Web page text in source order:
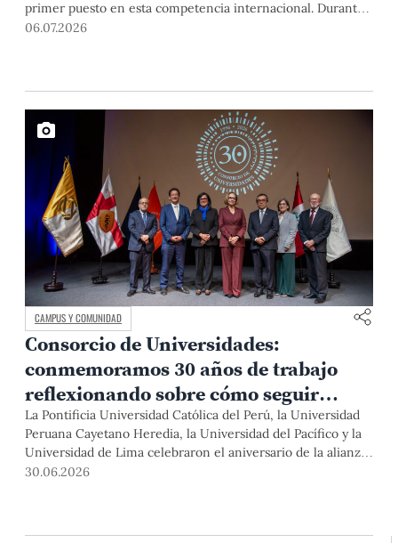
primer puesto en esta competencia internacional. Durante
su destacada participación desarrollaron soluciones en
06.07.2026
CAMPUS Y COMUNIDAD
Consorcio de Universidades:
conmemoramos 30 años de trabajo
reflexionando sobre cómo seguir
aportando al país
La Pontificia Universidad Católica del Perú, la Universidad
Peruana Cayetano Heredia, la Universidad del Pacífico y la
Universidad de Lima celebraron el aniversario de la alianza
en una ceremonia en la que se repasaron logros, se renovó
30.06.2026